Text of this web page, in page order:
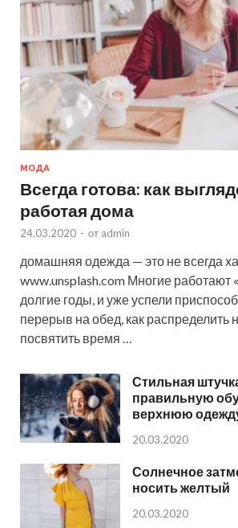
МОДА
Всегда готова: как
работая дома
24.03.2020 - от admin
домашняя одежда — это не всегда
www.unsplash.com Многие работают
долгие годы, и уже успели
перерыв на обед, как распределить
посвятить время …
Стильная
правильную
верхнюю
20.03.2020
Солнечное
носить желтый
20.03.2020